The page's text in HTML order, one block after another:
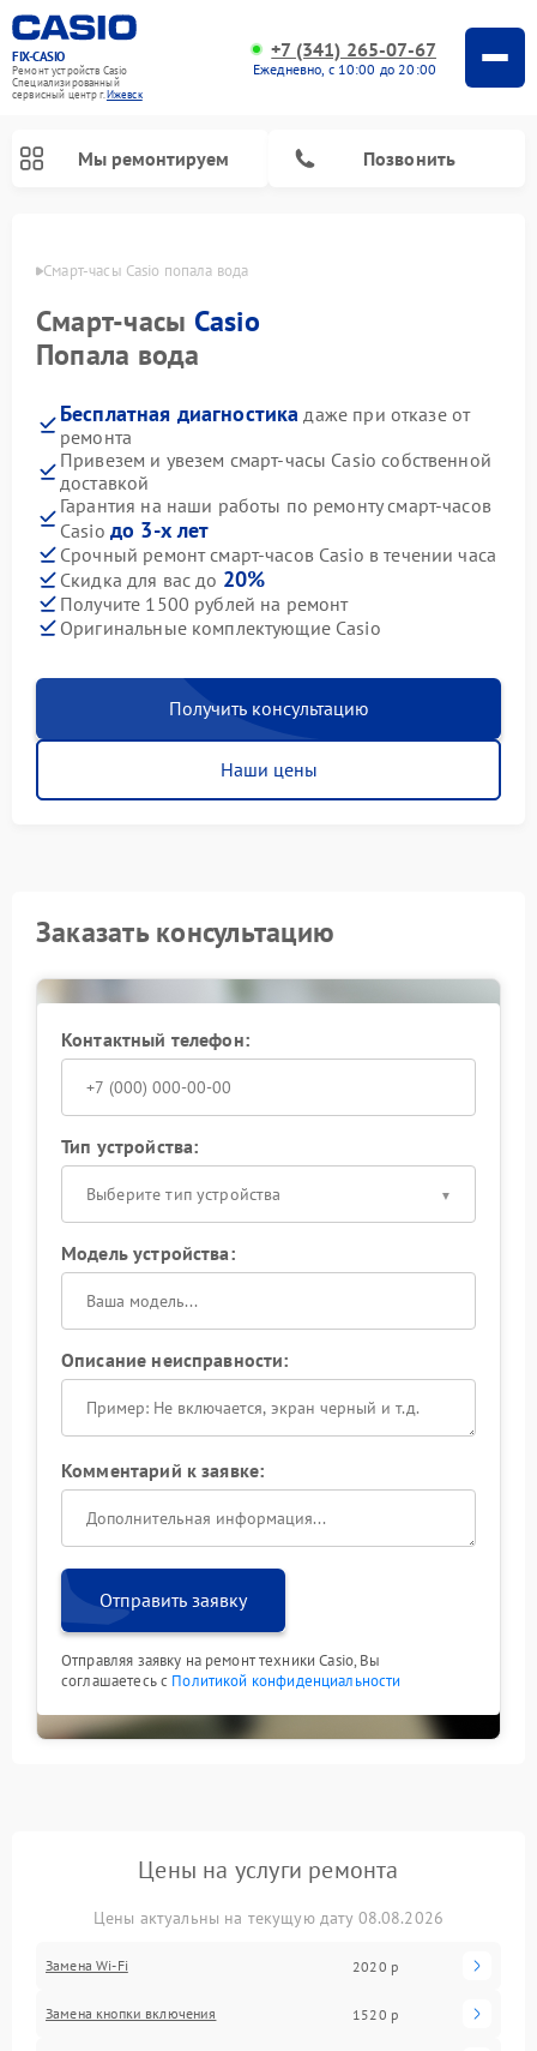
FIX-CASIO
Ремонт устройств Casio
Специализированный
cервисный центр г.Ижевск
+7 (341) 265-07-67
Ежедневно, с 10:00 до 20:00
Мы ремонтируем Позвонить
Смарт-часы Casio попала вода
Смарт-часы Casio
Попала вода
Бесплатная диагностика даже при отказе от
ремонта
Привезем и увезем смарт-часы Casio собственной
доставкой
Гарантия на наши работы по ремонту смарт-часов
Casio до 3-х лет
Срочный ремонт смарт-часов Casio в течении часа
Скидка для вас до 20%
Получите 1500 рублей на ремонт
Оригинальные комплектующие Casio
Получить консультацию
Наши цены
Заказать консультацию
Контактный телефон:
Тип устройства:
Выберите тип устройства
Модель устройства:
Описание неисправности:
Комментарий к заявке:
Отправить заявку
Отправляя заявку на ремонт техники Casio, Вы
соглашаетесь с Политикой конфиденциальности
Цены на услуги ремонта
Цены актуальны на текущую дату 08.08.2026
Замена Wi-Fi 2020 р
Замена кнопки включения 1520 р